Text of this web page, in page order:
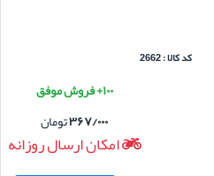
کد کالا : 2662
۱۰۰+ فروش موفق
۳۶۷/۰۰۰تومان
امکان ارسال روزانه